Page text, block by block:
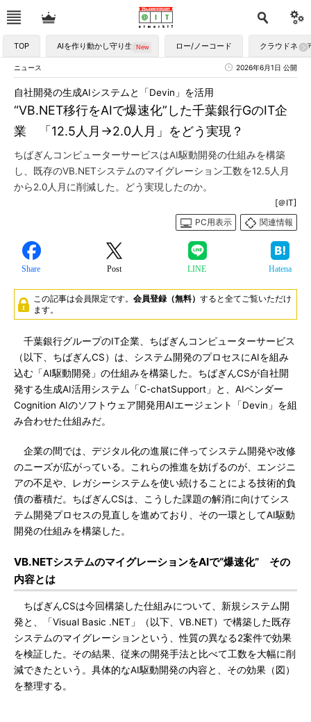
TOP AIを作り動かし守り生かす ロー/ノーコード クラウドネイ
ニュース 2026年6月1日 公開
“VB.NET移行をAIで爆速化”した千葉銀行GのIT企
業 「12.5人月→2.0人月」をどう実現？
自社開発の生成AIシステムと「Devin」を活用
ちばぎんコンピューターサービスはAI駆動開発の仕組みを構築
し、既存のVB.NETシステムのマイグレーション工数を12.5人月
から2.0人月に削減した。どう実現したのか。
[＠IT]
PC用表示
関連情報
Share Post LINE Hatena
この記事は会員限定です。 会員登録（無料） すると全てご覧いただけ
ます。
千葉銀行グループのIT企業、ちばぎんコンピューターサービス
（以下、ちばぎんCS）は、システム開発のプロセスにAIを組み
込む「AI駆動開発」の仕組みを構築した。ちばぎんCSが自社開
発する生成AI活用システム「C-chatSupport」と、AIベンダー
Cognition AIのソフトウェア開発用AIエージェント「Devin」を組
み合わせた仕組みだ。
企業の間では、デジタル化の進展に伴ってシステム開発や改修
のニーズが広がっている。これらの推進を妨げるのが、エンジニ
アの不足や、レガシーシステムを使い続けることによる技術的負
債の蓄積だ。ちばぎんCSは、こうした課題の解消に向けてシス
テム開発プロセスの見直しを進めており、その一環としてAI駆動
開発の仕組みを構築した。
VB.NETシステムのマイグレーションをAIで“爆速化” その
内容とは
ちばぎんCSは今回構築した仕組みについて、新規システム開
発と、「Visual Basic .NET」（以下、VB.NET）で構築した既存
システムのマイグレーションという、性質の異なる2案件で効果
を検証した。その結果、従来の開発手法と比べて工数を大幅に削
減できたという。具体的なAI駆動開発の内容と、その効果（図）
を整理する。